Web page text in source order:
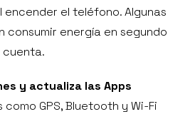
el teléfono. Algunas
consumir energía en segundo
cuenta.
y actualiza las Apps
GPS, Bluetooth y Wi-Fi